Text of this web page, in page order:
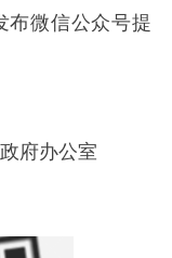
布微信公众号提
府办公室